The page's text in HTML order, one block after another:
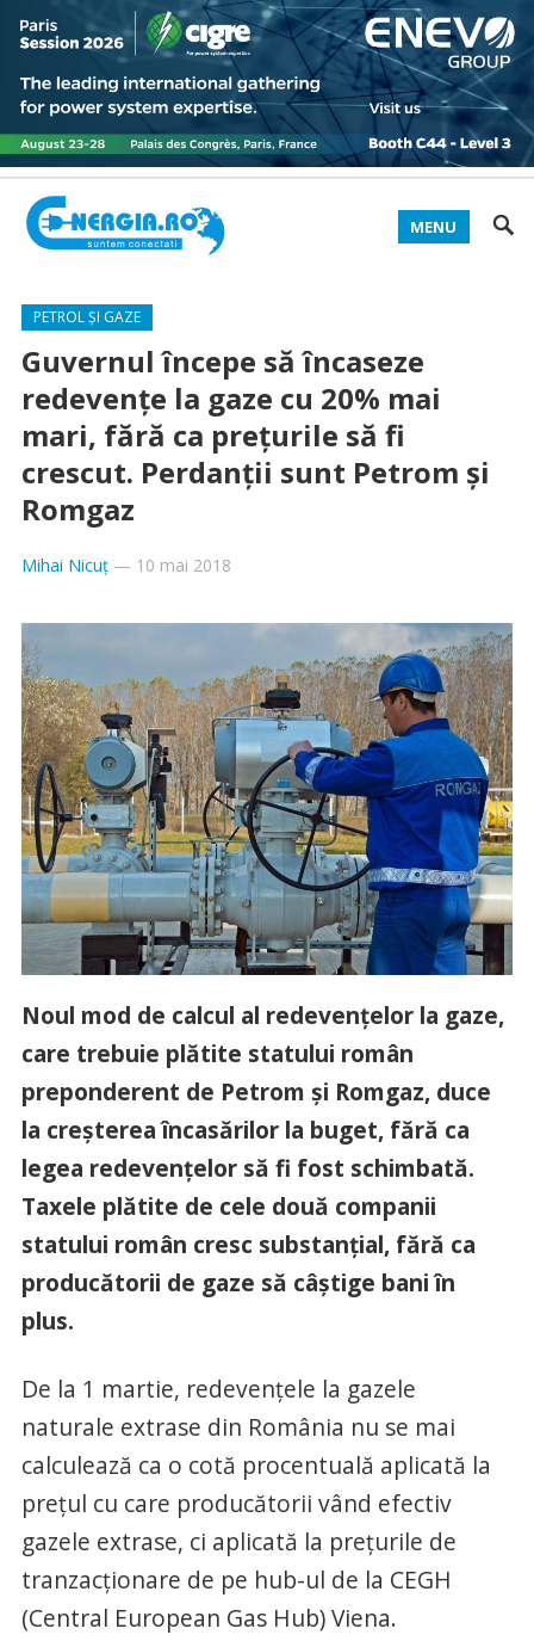
MENU
PETROL ȘI GAZE
Guvernul începe să încaseze
redevenţe la gaze cu 20% mai
mari, fără ca preţurile să fi
crescut. Perdanţii sunt Petrom şi
Romgaz
Mihai Nicuț— 10 mai 2018
Noul mod de calcul al redevenţelor la gaze,
care trebuie plătite statului român
preponderent de Petrom şi Romgaz, duce
la creşterea încasărilor la buget, fără ca
legea redevenţelor să fi fost schimbată.
Taxele plătite de cele două companii
statului român cresc substanţial, fără ca
producătorii de gaze să câştige bani în
plus.
De la 1 martie, redevenţele la gazele
naturale extrase din România nu se mai
calculează ca o cotă procentuală aplicată la
preţul cu care producătorii vând efectiv
gazele extrase, ci aplicată la preţurile de
tranzacţionare de pe hub-ul de la CEGH
(Central European Gas Hub) Viena.